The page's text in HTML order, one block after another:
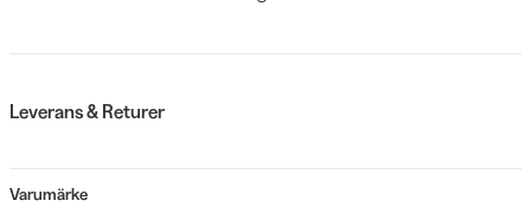
Leverans & Returer
Varumärke